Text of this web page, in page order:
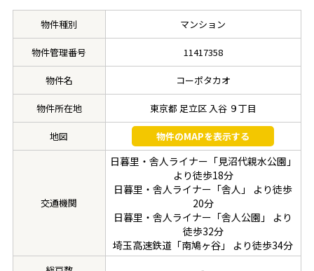
物件種別 マンション
物件管理番号 11417358
物件名 コーポタカオ
物件所在地 東京都 足立区 入谷 ９丁目
地図 物件のMAPを表示する
交通機関
日暮里・舎人ライナー「見沼代親水公園」
より徒歩18分
日暮里・舎人ライナー「舎人」 より徒歩
20分
日暮里・舎人ライナー「舎人公園」 より
徒歩32分
埼玉高速鉄道「南鳩ヶ谷」 より徒歩34分